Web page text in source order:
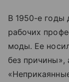
В 1950-е годы
рабочих
моды. Ее
без